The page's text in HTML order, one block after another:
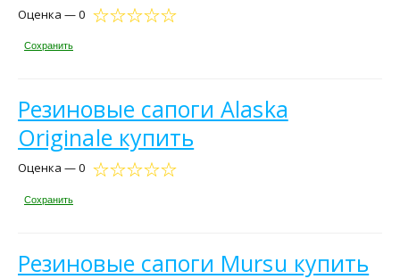
Оценка — 0
Сохранить
Резиновые сапоги Alaska
Originale купить
Оценка — 0
Сохранить
Резиновые сапоги Mursu купить